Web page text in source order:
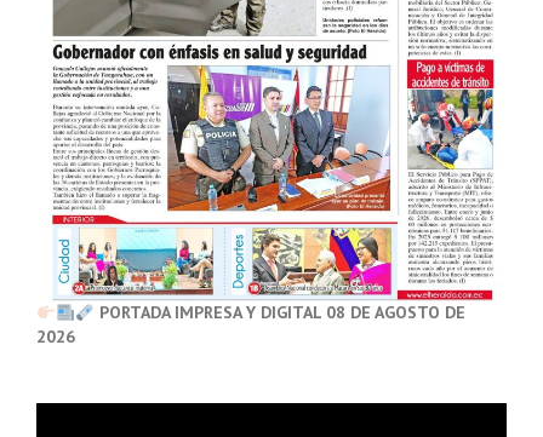
PORTADA IMPRESA Y DIGITAL 08 DE AGOSTO DE
2026